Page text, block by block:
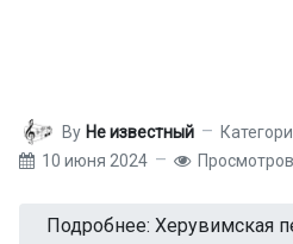
By Не известный
10 июня 2024
Подробнее: Херувимская